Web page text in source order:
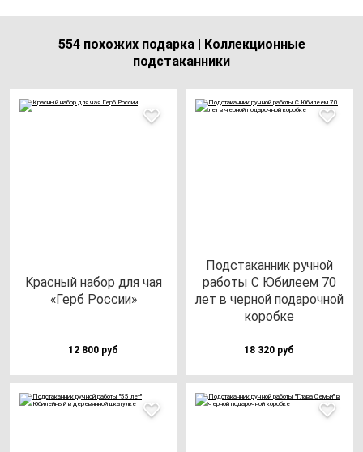
554 похожих подарка | Коллекционные
подстаканники
Крас­ный на­бор для чая
«Герб Рос­сии»
12 800 руб
Под­ста­кан­ник руч­ной
ра­бо­ты С Юби­ле­ем 70
лет в чер­ной по­да­роч­ной
ко­роб­ке
18 320 руб